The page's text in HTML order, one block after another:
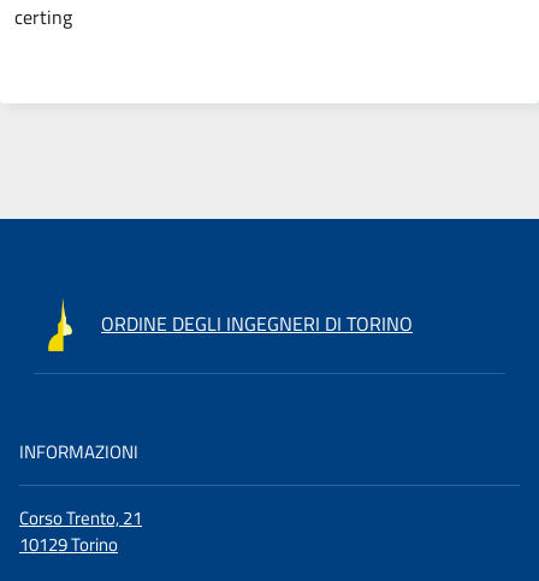
certing
ORDINE DEGLI INGEGNERI DI TORINO
INFORMAZIONI
Corso Trento, 21
10129 Torino